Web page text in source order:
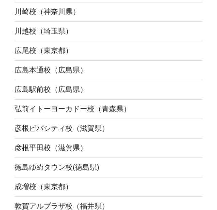
川崎校（神奈川県）
川越校（埼玉県）
広尾校（東京都）
広島本通校（広島県）
広島駅前校（広島県）
弘前イトーヨーカドー校（青森県）
彦根ビバシティ校（滋賀県）
彦根平田校（滋賀県）
徳島ゆめタウン校(徳島県)
成増校（東京都）
敦賀アルプラザ校（福井県）